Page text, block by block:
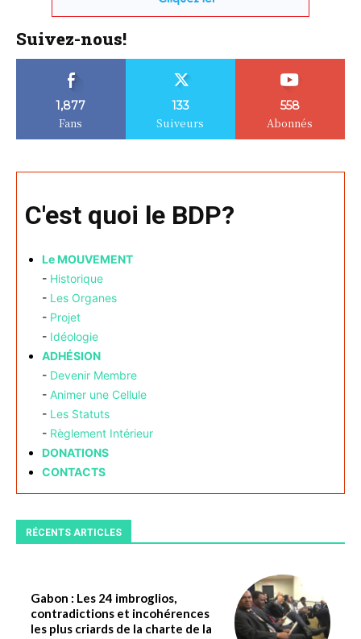
Suivez-nous!
1,877
Fans
133
Suiveurs
558
Abonnés
C'est quoi le BDP?
Le MOUVEMENT
- Historique
- Les Organes
- Projet
- Idéologie
ADHÉSION
- Devenir Membre
- Animer une Cellule
- Les Statuts
- Règlement Intérieur
DONATIONS
CONTACTS
RÉCENTS ARTICLES
Gabon : Les 24 imbroglios,
contradictions et incohérences
les plus criards de la charte de la